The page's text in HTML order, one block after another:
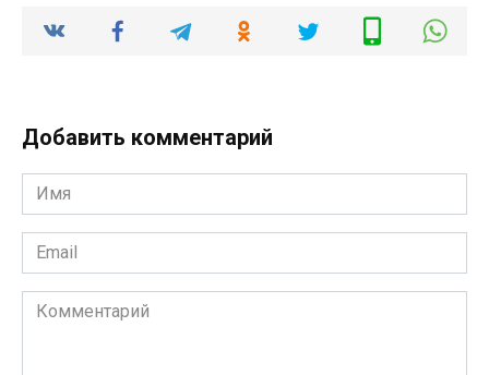
Добавить комментарий
Имя
*
Email
*
Комментарий